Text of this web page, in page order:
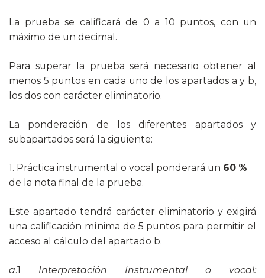
La prueba se calificará de 0 a 10 puntos, con un
máximo de un decimal.
Para superar la prueba será necesario obtener al
menos 5 puntos en cada uno de los apartados a y b,
los dos con carácter eliminatorio.
La ponderación de los diferentes apartados y
subapartados será la siguiente:
1. Práctica instrumental o vocal ponderará un 60 %
de la nota final de la prueba.
Este apartado tendrá carácter eliminatorio y exigirá
una calificación mínima de 5 puntos para permitir el
acceso al cálculo del apartado b.
a.1 Interpretación Instrumental o vocal: